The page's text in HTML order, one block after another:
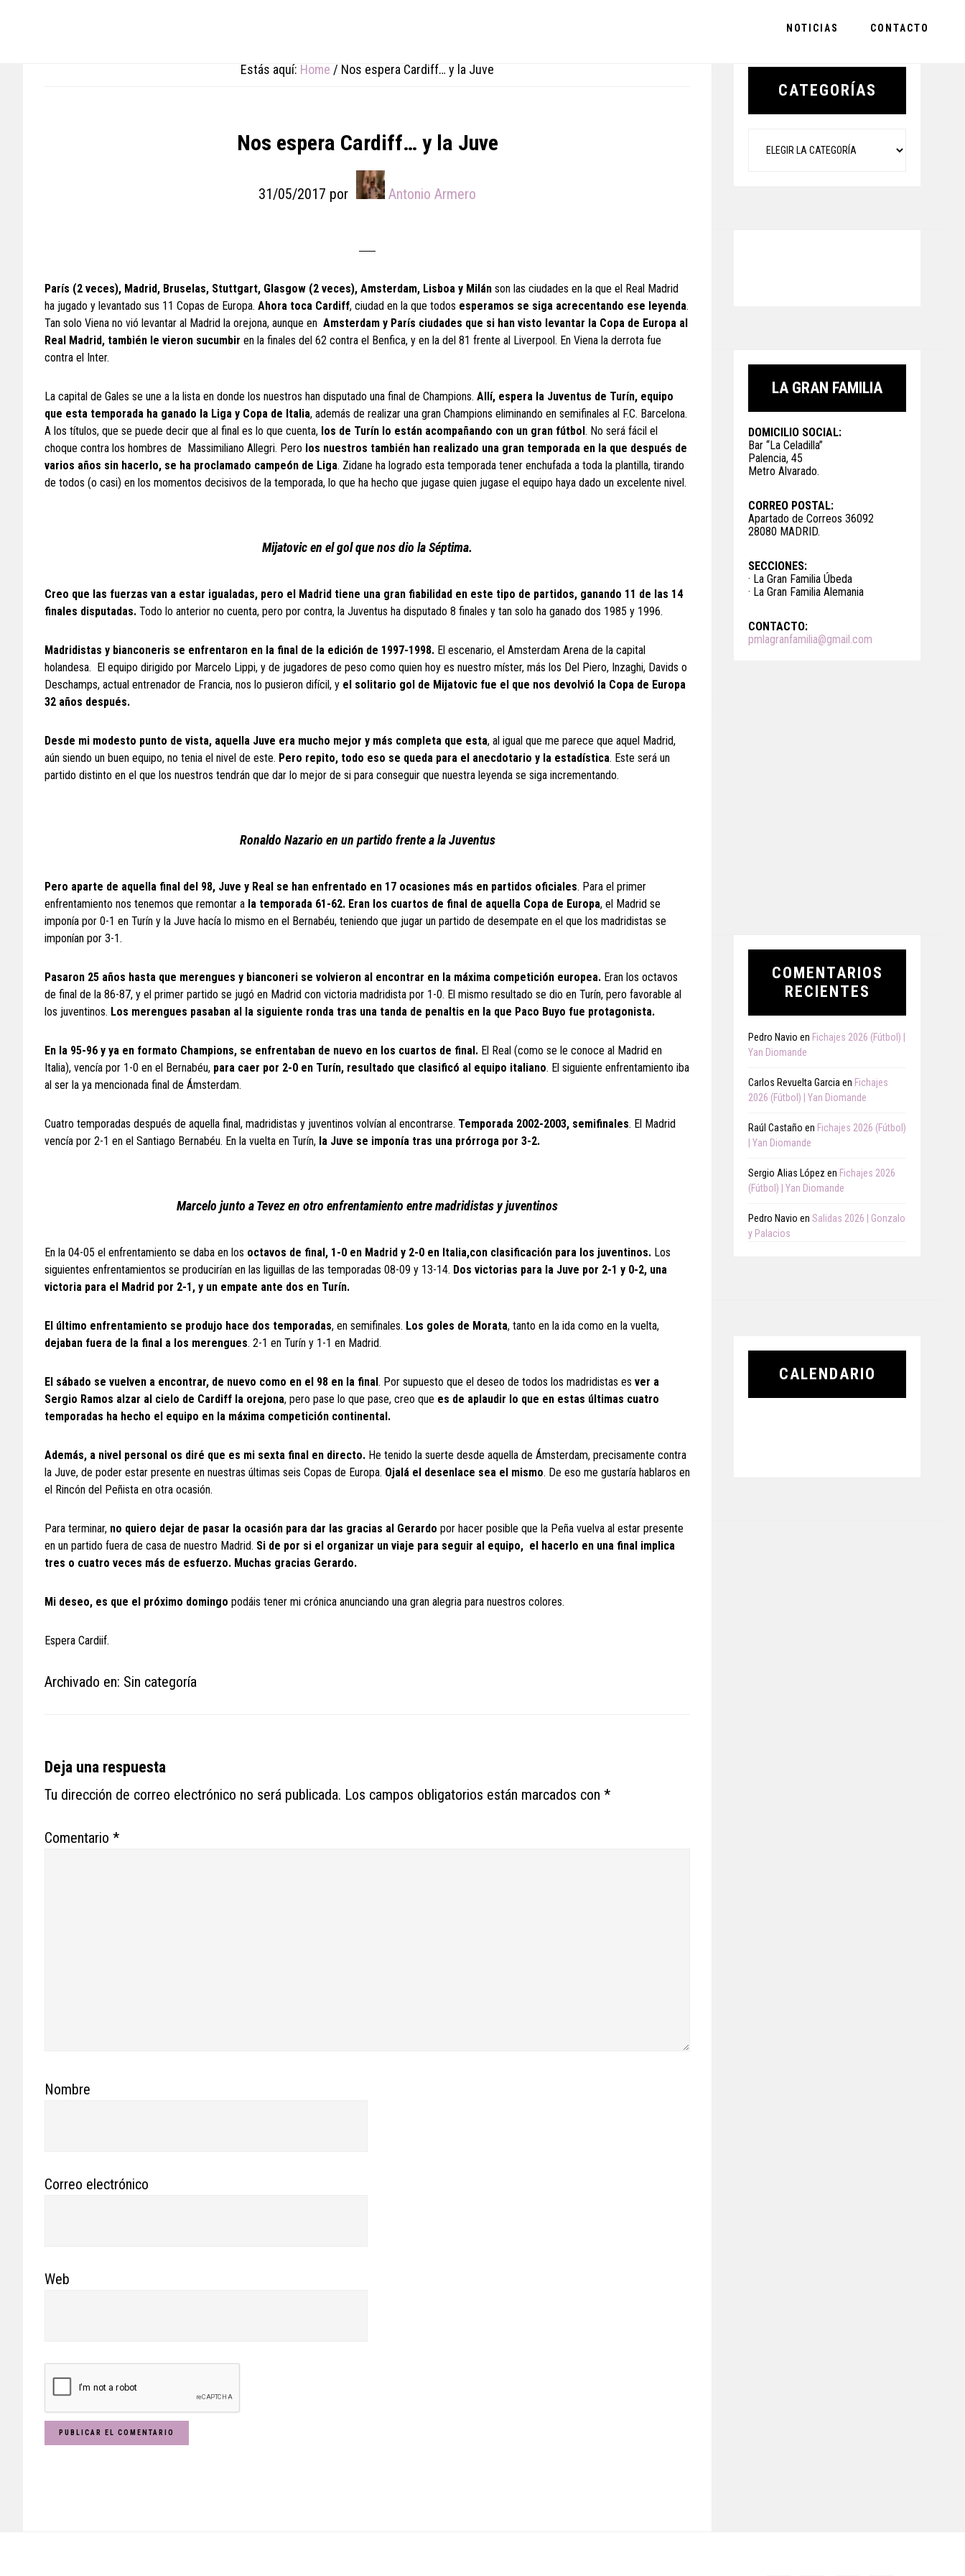
NOTICIAS CONTACTO
Estás aquí: Home / Nos espera Cardiff… y la Juve
Nos espera Cardiff… y la Juve
31/05/2017 por Antonio Armero
París (2 veces), Madrid, Bruselas, Stuttgart, Glasgow (2 veces), Amsterdam, Lisboa y Milán son las ciudades en la que el Real Madrid
ha jugado y levantado sus 11 Copas de Europa. Ahora toca Cardiff, ciudad en la que todos esperamos se siga acrecentando ese leyenda.
Tan solo Viena no vió levantar al Madrid la orejona, aunque en Amsterdam y París ciudades que si han visto levantar la Copa de Europa al
Real Madrid, también le vieron sucumbir en la finales del 62 contra el Benfica, y en la del 81 frente al Liverpool. En Viena la derrota fue
contra el Inter.
La capital de Gales se une a la lista en donde los nuestros han disputado una final de Champions. Allí, espera la Juventus de Turín, equipo
que esta temporada ha ganado la Liga y Copa de Italia, además de realizar una gran Champions eliminando en semifinales al F.C. Barcelona.
A los títulos, que se puede decir que al final es lo que cuenta, los de Turín lo están acompañando con un gran fútbol. No será fácil el
choque contra los hombres de Massimiliano Allegri. Pero los nuestros también han realizado una gran temporada en la que después de
varios años sin hacerlo, se ha proclamado campeón de Liga. Zidane ha logrado esta temporada tener enchufada a toda la plantilla, tirando
de todos (o casi) en los momentos decisivos de la temporada, lo que ha hecho que jugase quien jugase el equipo haya dado un excelente nivel.
Mijatovic en el gol que nos dio la Séptima.
Creo que las fuerzas van a estar igualadas, pero el Madrid tiene una gran fiabilidad en este tipo de partidos, ganando 11 de las 14
finales disputadas. Todo lo anterior no cuenta, pero por contra, la Juventus ha disputado 8 finales y tan solo ha ganado dos 1985 y 1996.
Madridistas y bianconeris se enfrentaron en la final de la edición de 1997-1998. El escenario, el Amsterdam Arena de la capital
holandesa. El equipo dirigido por Marcelo Lippi, y de jugadores de peso como quien hoy es nuestro míster, más los Del Piero, Inzaghi, Davids o
Deschamps, actual entrenador de Francia, nos lo pusieron difícil, y el solitario gol de Mijatovic fue el que nos devolvió la Copa de Europa
32 años después.
Desde mi modesto punto de vista, aquella Juve era mucho mejor y más completa que esta, al igual que me parece que aquel Madrid,
aún siendo un buen equipo, no tenia el nivel de este. Pero repito, todo eso se queda para el anecdotario y la estadística. Este será un
partido distinto en el que los nuestros tendrán que dar lo mejor de si para conseguir que nuestra leyenda se siga incrementando.
Ronaldo Nazario en un partido frente a la Juventus
Pero aparte de aquella final del 98, Juve y Real se han enfrentado en 17 ocasiones más en partidos oficiales. Para el primer
enfrentamiento nos tenemos que remontar a la temporada 61-62. Eran los cuartos de final de aquella Copa de Europa, el Madrid se
imponía por 0-1 en Turín y la Juve hacía lo mismo en el Bernabéu, teniendo que jugar un partido de desempate en el que los madridistas se
imponían por 3-1.
Pasaron 25 años hasta que merengues y bianconeri se volvieron al encontrar en la máxima competición europea. Eran los octavos
de final de la 86-87, y el primer partido se jugó en Madrid con victoria madridista por 1-0. El mismo resultado se dio en Turín, pero favorable al
los juventinos. Los merengues pasaban al la siguiente ronda tras una tanda de penaltis en la que Paco Buyo fue protagonista.
En la 95-96 y ya en formato Champions, se enfrentaban de nuevo en los cuartos de final. El Real (como se le conoce al Madrid en
Italia), vencía por 1-0 en el Bernabéu, para caer por 2-0 en Turín, resultado que clasificó al equipo italiano. El siguiente enfrentamiento iba
al ser la ya mencionada final de Ámsterdam.
Cuatro temporadas después de aquella final, madridistas y juventinos volvían al encontrarse. Temporada 2002-2003, semifinales. El Madrid
vencía por 2-1 en el Santiago Bernabéu. En la vuelta en Turín, la Juve se imponía tras una prórroga por 3-2.
Marcelo junto a Tevez en otro enfrentamiento entre madridistas y juventinos
En la 04-05 el enfrentamiento se daba en los octavos de final, 1-0 en Madrid y 2-0 en Italia,con clasificación para los juventinos. Los
siguientes enfrentamientos se producirían en las liguillas de las temporadas 08-09 y 13-14. Dos victorias para la Juve por 2-1 y 0-2, una
victoria para el Madrid por 2-1, y un empate ante dos en Turín.
El último enfrentamiento se produjo hace dos temporadas, en semifinales. Los goles de Morata, tanto en la ida como en la vuelta,
dejaban fuera de la final a los merengues. 2-1 en Turín y 1-1 en Madrid.
El sábado se vuelven a encontrar, de nuevo como en el 98 en la final. Por supuesto que el deseo de todos los madridistas es ver a
Sergio Ramos alzar al cielo de Cardiff la orejona, pero pase lo que pase, creo que es de aplaudir lo que en estas últimas cuatro
temporadas ha hecho el equipo en la máxima competición continental.
Además, a nivel personal os diré que es mi sexta final en directo. He tenido la suerte desde aquella de Ámsterdam, precisamente contra
la Juve, de poder estar presente en nuestras últimas seis Copas de Europa. Ojalá el desenlace sea el mismo. De eso me gustaría hablaros en
el Rincón del Peñista en otra ocasión.
Para terminar, no quiero dejar de pasar la ocasión para dar las gracias al Gerardo por hacer posible que la Peña vuelva al estar presente
en un partido fuera de casa de nuestro Madrid. Si de por si el organizar un viaje para seguir al equipo, el hacerlo en una final implica
tres o cuatro veces más de esfuerzo. Muchas gracias Gerardo.
Mi deseo, es que el próximo domingo podáis tener mi crónica anunciando una gran alegria para nuestros colores.
Espera Cardiif.
Archivado en: Sin categoría
Reader
Interactions
Deja una respuesta
Tu dirección de correo electrónico no será publicada. Los campos obligatorios están marcados con *
Comentario *
Nombre
Correo electrónico
Web
Primary
CATEGORÍAS
LA GRAN FAMILIA
DOMICILIO SOCIAL:
Bar “La Celadilla”
Palencia, 45
Metro Alvarado.
CORREO POSTAL:
Apartado de Correos 36092
28080 MADRID.
SECCIONES:
· La Gran Familia Úbeda
· La Gran Familia Alemania
CONTACTO:
pmlagranfamilia@gmail.com
COMENTARIOS
RECIENTES
Pedro Navio en Fichajes 2026 (Fútbol) |
Yan Diomande
Carlos Revuelta Garcia en Fichajes
2026 (Fútbol) | Yan Diomande
Raúl Castaño en Fichajes 2026 (Fútbol)
| Yan Diomande
Sergio Alias López en Fichajes 2026
(Fútbol) | Yan Diomande
Pedro Navio en Salidas 2026 | Gonzalo
y Palacios
CALENDARIO